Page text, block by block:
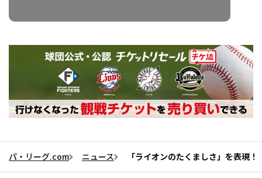
パ・リーグ.com ニュース 「ライオンのたくましさ」を表現